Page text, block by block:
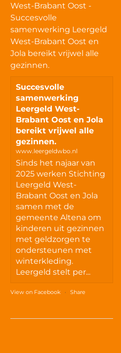
West-Brabant Oost -
Succesvolle
samenwerking Leergeld
West-Brabant Oost en
Jola bereikt vrijwel alle
gezinnen.
Succesvolle
samenwerking
Leergeld West-
Brabant Oost en Jola
bereikt vrijwel alle
gezinnen.
www.leergeldwbo.nl
Sinds het najaar van
2025 werken Stichting
Leergeld West-
Brabant Oost en Jola
samen met de
gemeente Altena om
kinderen uit gezinnen
met geldzorgen te
ondersteunen met
winterkleding.
Leergeld stelt per...
View on Facebook · Share